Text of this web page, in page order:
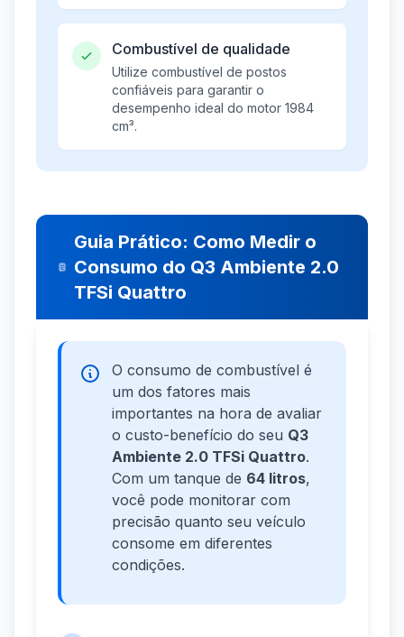
Combustível de qualidade
Utilize combustível de postos
confiáveis para garantir o
desempenho ideal do motor 1984
cm³.
Guia Prático: Como Medir o
Consumo do Q3 Ambiente 2.0
TFSi Quattro
O consumo de combustível é
um dos fatores mais
importantes na hora de avaliar
o custo-benefício do seu Q3
Ambiente 2.0 TFSi Quattro.
Com um tanque de 64 litros,
você pode monitorar com
precisão quanto seu veículo
consome em diferentes
condições.